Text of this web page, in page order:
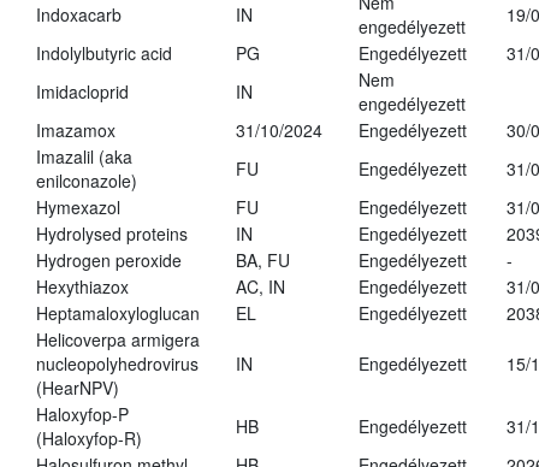
Indoxacarb
IN
engedélyezett
19/
Indolylbutyric acid
PG Engedélyezett
31/
Imidacloprid
IN
Nem
engedélyezett
Imazamox
31/10/2024 Engedélyezett
30/
Imazalil (aka
enilconazole)
FU Engedélyezett
31/
Hymexazol
FU Engedélyezett
31/
Hydrolysed proteins
IN Engedélyezett
Hydrogen peroxide
BA, FU Engedélyezett
-
Hexythiazox
AC, IN Engedélyezett
31/
Heptamaloxyloglucan
EL Engedélyezett
Helicoverpa armigera
nucleopolyhedrovirus
(HearNPV)
IN Engedélyezett 15/
Haloxyfop-P
(Haloxyfop-R)
HB Engedélyezett
31/